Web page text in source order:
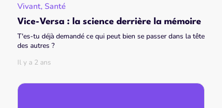
Vivant, Santé
Vice-Versa : la science derrière la mémoire
T'es-tu déjà demandé ce qui peut bien se passer dans la tête
des autres ?
Il y a 2 ans